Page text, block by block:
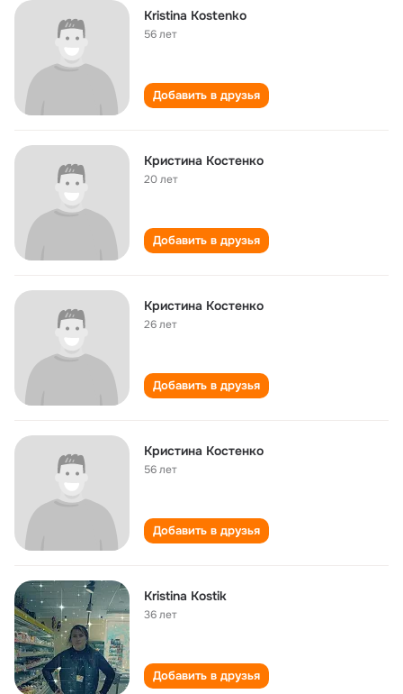
Kristina Kostenko
56 лет
Добавить в друзья
Кристина Костенко
20 лет
Добавить в друзья
Кристина Костенко
26 лет
Добавить в друзья
Кристина Костенко
56 лет
Добавить в друзья
Kristina Kostik
36 лет
Добавить в друзья